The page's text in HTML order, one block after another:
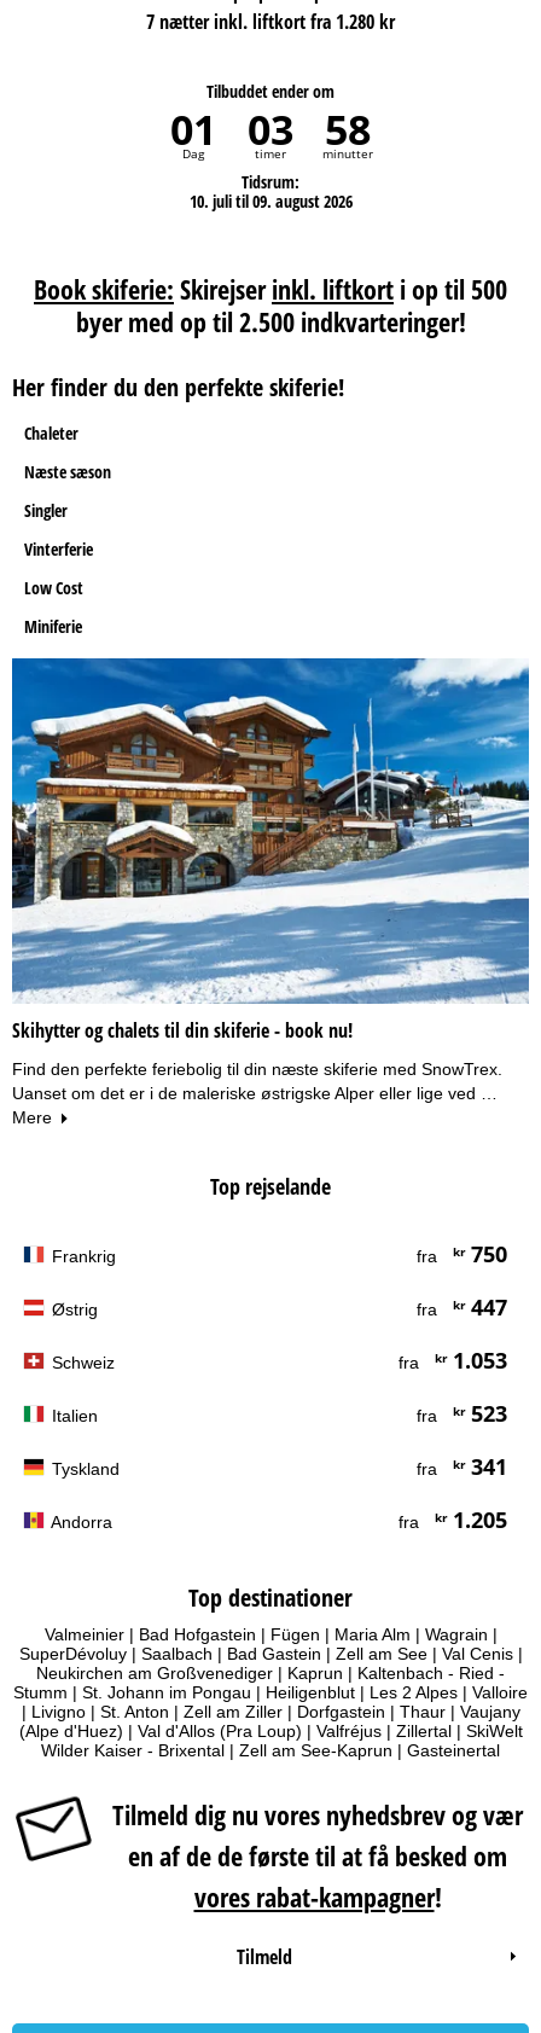
7 nætter inkl. liftkort fra 1.280 kr
Tilbuddet ender om
01
Dag 03
timer 58
minutter
Tidsrum:
10. juli til 09. august 2026
Book skiferie: Skirejserinkl. liftkort i op til 500
byer med op til 2.500 indkvarteringer!
Her finder du den perfekte skiferie!
Chaleter
Næste sæson
Singler
Vinterferie
Low Cost
Miniferie
Skihytter og chalets til din skiferie - book nu!
Find den perfekte feriebolig til din næste skiferie med SnowTrex.
Uanset om det er i de maleriske østrigske Alper eller lige ved …
Mere
Top rejselande
Frankrig fra kr750
Østrig fra kr447
Schweiz fra kr1.053
Italien fra kr523
Tyskland fra kr341
Andorra fra kr1.205
Top destinationer
Valmeinier| Bad Hofgastein | Fügen | Maria Alm | Wagrain |
SuperDévoluy| Saalbach | Bad Gastein | Zell am See| Val Cenis|
Neukirchen am Großvenediger | Kaprun | Kaltenbach - Ried -
Stumm | St. Johann im Pongau | Heiligenblut | Les 2 Alpes | Valloire
| Livigno| St. Anton | Zell am Ziller| Dorfgastein | Thaur| Vaujany
(Alpe d'Huez) | Val d'Allos (Pra Loup) | Valfréjus| Zillertal| SkiWelt
Wilder Kaiser - Brixental | Zell am See-Kaprun | Gasteinertal
Tilmeld dig nu vores nyhedsbrev og vær
en af de de første til at få besked om
vores rabat-kampagner!
Tilmeld